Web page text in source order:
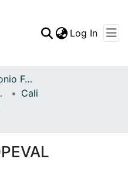
Statistics
Log In
Archivo del Patrimonio Fotográfico y Fílmico del Valle del Cauca
Cali